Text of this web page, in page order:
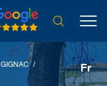
Fr
GIGNAC